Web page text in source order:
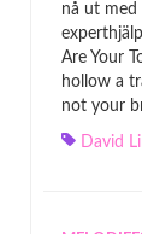
nå ut med
Are Your
hollow a
not your
David